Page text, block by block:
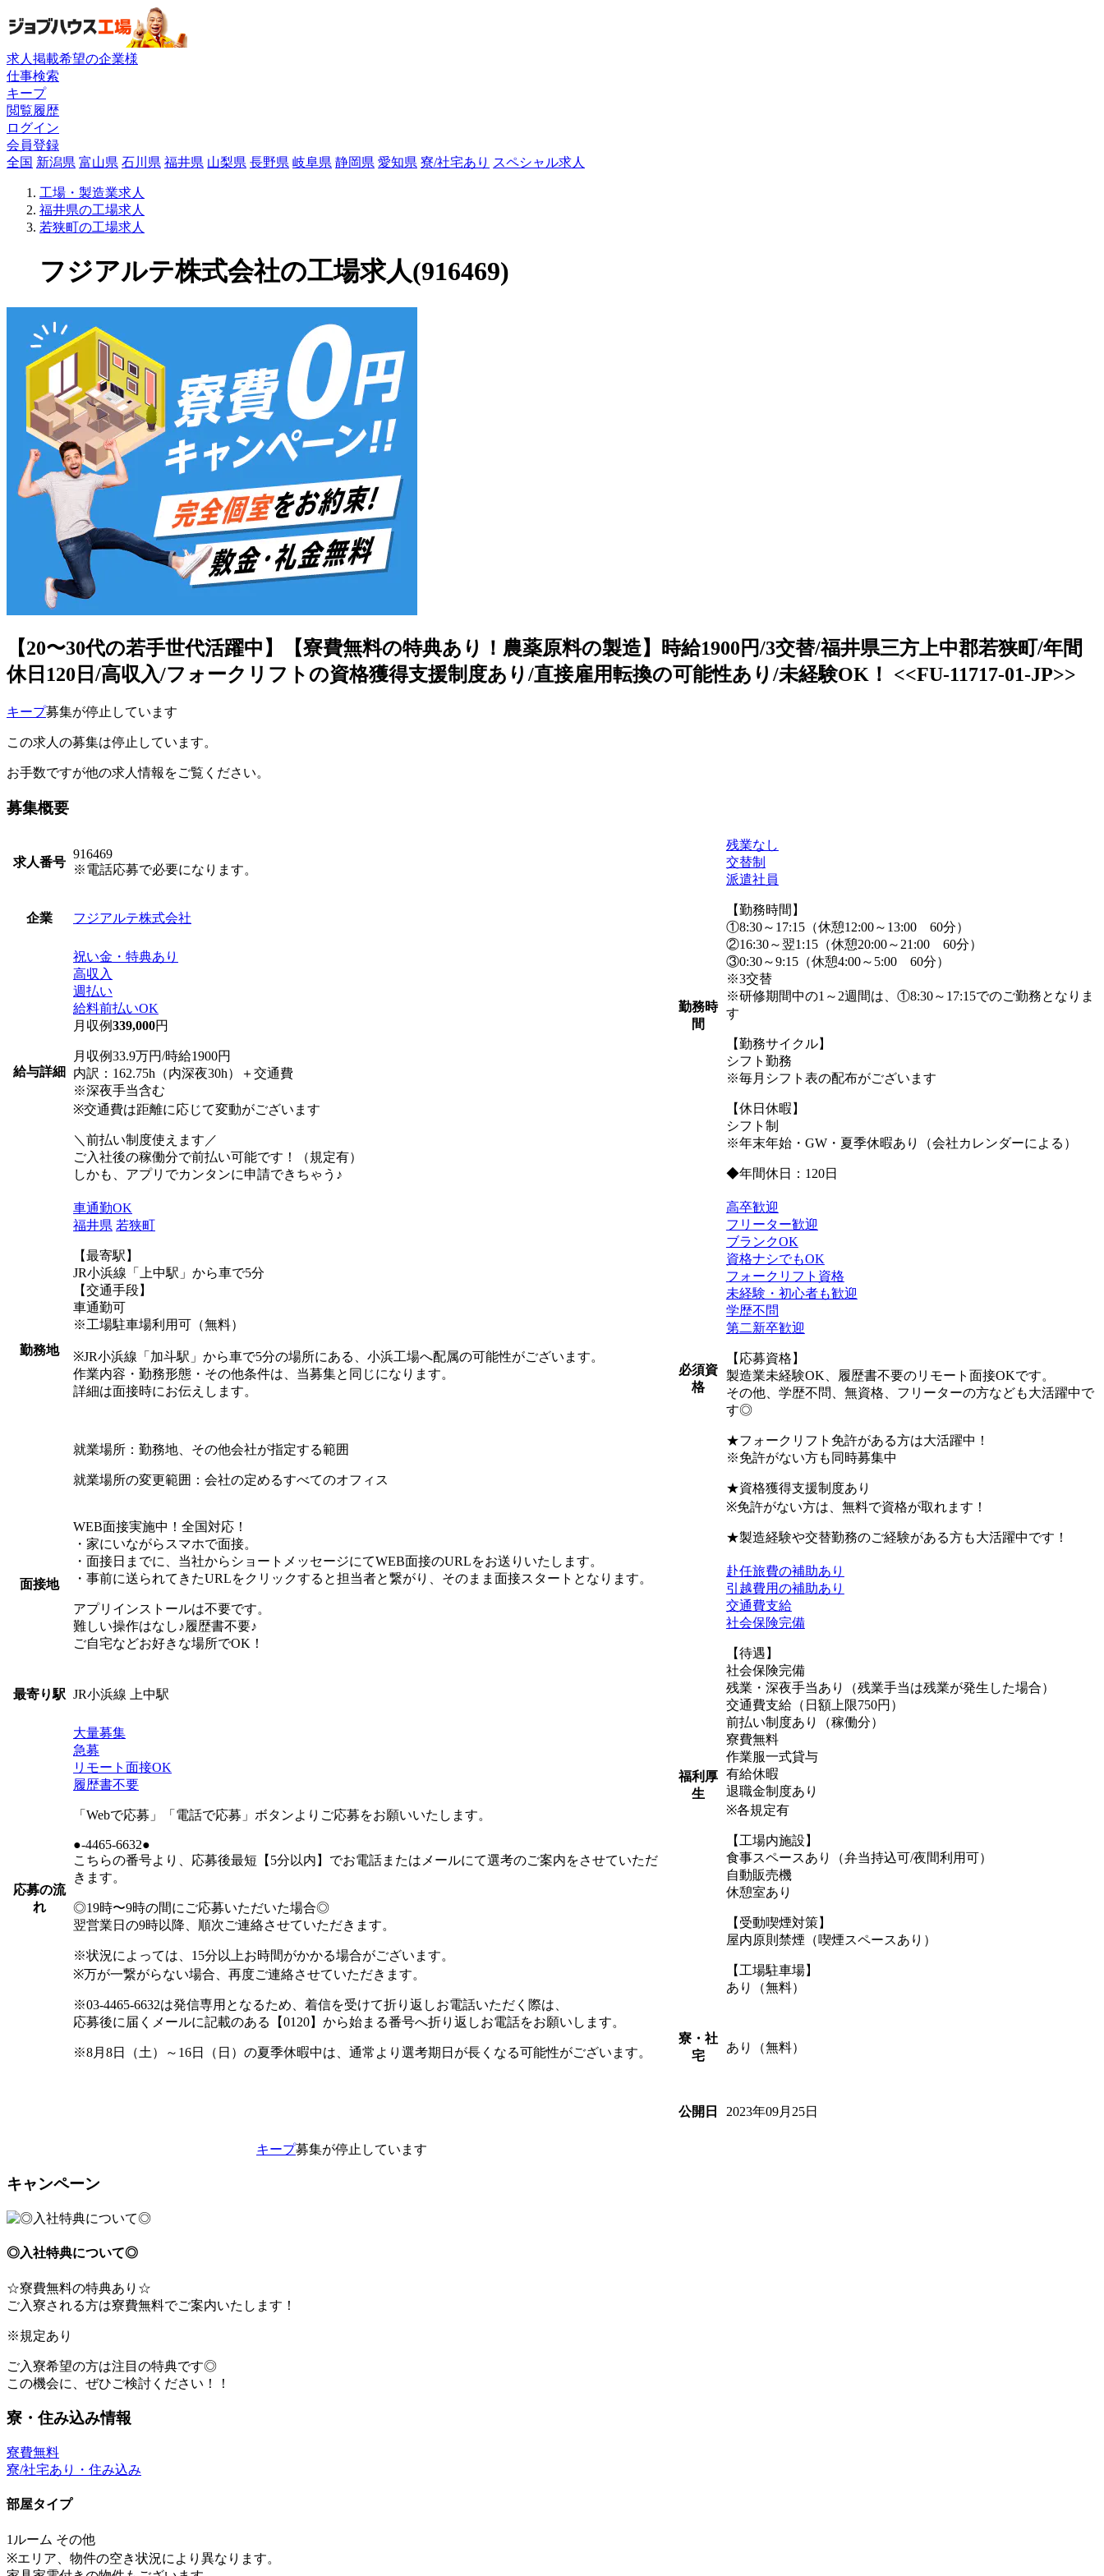
求人掲載希望の企業様
仕事検索
キープ
閲覧履歴
ログイン
会員登録
全国 新潟県 富山県 石川県 福井県 山梨県 長野県 岐阜県 静岡県 愛知県 寮/社宅あり スペシャル求人
工場・製造業求人
福井県の工場求人
若狭町の工場求人
フジアルテ株式会社の工場求人(916469)
【20〜30代の若手世代活躍中】【寮費無料の特典あり！農薬原料の製造】時給1900円/3交替/福井県三方上中郡若狭町/年間
休日120日/高収入/フォークリフトの資格獲得支援制度あり/直接雇用転換の可能性あり/未経験OK！ <<FU-11717-01-JP>>
キープ募集が停止しています
この求人の募集は停止しています。
お手数ですが他の求人情報をご覧ください。
募集概要
求人番号
916469
※電話応募で必要になります。
企業 フジアルテ株式会社
給与詳細
祝い金・特典あり
高収入
週払い
給料前払いOK
月収例339,000円
月収例33.9万円/時給1900円
内訳：162.75h（内深夜30h）＋交通費
※深夜手当含む
※交通費は距離に応じて変動がございます
＼前払い制度使えます／
ご入社後の稼働分で前払い可能です！（規定有）
しかも、アプリでカンタンに申請できちゃう♪
勤務地
車通勤OK
福井県 若狭町
【最寄駅】
JR小浜線「上中駅」から車で5分
【交通手段】
車通勤可
※工場駐車場利用可（無料）
※JR小浜線「加斗駅」から車で5分の場所にある、小浜工場へ配属の可能性がございます。
作業内容・勤務形態・その他条件は、当募集と同じになります。
詳細は面接時にお伝えします。
就業場所：勤務地、その他会社が指定する範囲
就業場所の変更範囲：会社の定めるすべてのオフィス
面接地
WEB面接実施中！全国対応！
・家にいながらスマホで面接。
・面接日までに、当社からショートメッセージにてWEB面接のURLをお送りいたします。
・事前に送られてきたURLをクリックすると担当者と繋がり、そのまま面接スタートとなります。
アプリインストールは不要です。
難しい操作はなし♪履歴書不要♪
ご自宅などお好きな場所でOK！
最寄り駅 JR小浜線 上中駅
応募の流
れ
大量募集
急募
リモート面接OK
履歴書不要
「Webで応募」「電話で応募」ボタンよりご応募をお願いいたします。
●-4465-6632●
こちらの番号より、応募後最短【5分以内】でお電話またはメールにて選考のご案内をさせていただ
きます。
◎19時〜9時の間にご応募いただいた場合◎
翌営業日の9時以降、順次ご連絡させていただきます。
※状況によっては、15分以上お時間がかかる場合がございます。
※万が一繋がらない場合、再度ご連絡させていただきます。
※03-4465-6632は発信専用となるため、着信を受けて折り返しお電話いただく際は、
応募後に届くメールに記載のある【0120】から始まる番号へ折り返しお電話をお願いします。
※8月8日（土）～16日（日）の夏季休暇中は、通常より選考期日が長くなる可能性がございます。
勤務時
間
残業なし
交替制
派遣社員
【勤務時間】
①8:30～17:15（休憩12:00～13:00 60分）
②16:30～翌1:15（休憩20:00～21:00 60分）
③0:30～9:15（休憩4:00～5:00 60分）
※3交替
※研修期間中の1～2週間は、①8:30～17:15でのご勤務となりま
す
【勤務サイクル】
シフト勤務
※毎月シフト表の配布がございます
【休日休暇】
シフト制
※年末年始・GW・夏季休暇あり（会社カレンダーによる）
◆年間休日：120日
必須資
格
高卒歓迎
フリーター歓迎
ブランクOK
資格ナシでもOK
フォークリフト資格
未経験・初心者も歓迎
学歴不問
第二新卒歓迎
【応募資格】
製造業未経験OK、履歴書不要のリモート面接OKです。
その他、学歴不問、無資格、フリーターの方なども大活躍中で
す◎
★フォークリフト免許がある方は大活躍中！
※免許がない方も同時募集中
★資格獲得支援制度あり
※免許がない方は、無料で資格が取れます！
★製造経験や交替勤務のご経験がある方も大活躍中です！
福利厚
生
赴任旅費の補助あり
引越費用の補助あり
交通費支給
社会保険完備
【待遇】
社会保険完備
残業・深夜手当あり（残業手当は残業が発生した場合）
交通費支給（日額上限750円）
前払い制度あり（稼働分）
寮費無料
作業服一式貸与
有給休暇
退職金制度あり
※各規定有
【工場内施設】
食事スペースあり（弁当持込可/夜間利用可）
自動販売機
休憩室あり
【受動喫煙対策】
屋内原則禁煙（喫煙スペースあり）
【工場駐車場】
あり（無料）
寮・社
宅
あり（無料）
公開日 2023年09月25日
キープ募集が停止しています
キャンペーン
◎入社特典について◎
☆寮費無料の特典あり☆
ご入寮される方は寮費無料でご案内いたします！
※規定あり
ご入寮希望の方は注目の特典です◎
この機会に、ぜひご検討ください！！
寮・住み込み情報
寮費無料
寮/社宅あり・住み込み
部屋タイプ
1ルーム その他
※エリア、物件の空き状況により異なります。